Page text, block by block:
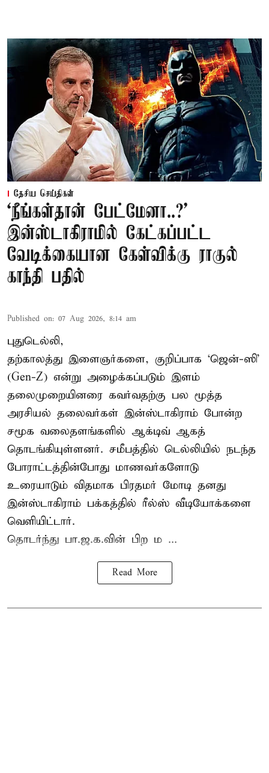
தேசிய செய்திகள்
‘நீங்கள்தான் பேட்மேனா..?’
இன்ஸ்டாகிராமில் கேட்கப்பட்ட
வேடிக்கையான கேள்விக்கு ராகுல்
காந்தி பதில்
Published on: 07 Aug 2026, 8:14 am
புதுடெல்லி,
தற்காலத்து இளைஞர்களை, குறிப்பாக ‘ஜென்-ஸி’
(Gen-Z) என்று அழைக்கப்படும் இளம்
தலைமுறையினரை கவர்வதற்கு பல மூத்த
அரசியல் தலைவர்கள் இன்ஸ்டாகிராம் போன்ற
சமூக வலைதளங்களில் ஆக்டிவ் ஆகத்
தொடங்கியுள்ளனர். சமீபத்தில் டெல்லியில் நடந்த
போராட்டத்தின்போது மாணவர்களோடு
உரையாடும் விதமாக பிரதமர் மோடி தனது
இன்ஸ்டாகிராம் பக்கத்தில் ரீல்ஸ் வீடியோக்களை
வெளியிட்டார்.
தொடர்ந்து பா.ஜ.க.வின் பிற ம ...
Read More